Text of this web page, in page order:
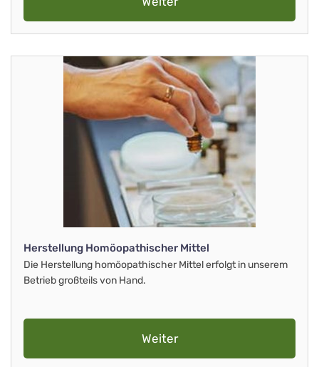
Herstellung Homöopathischer Mittel
Die Herstellung homöopathischer Mittel erfolgt in unserem
Betrieb großteils von Hand.
Weiter